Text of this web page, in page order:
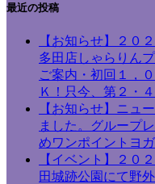
最近の投稿
【お知らせ】２０
多田店しゃらりん
ご案内・初回１，
Ｋ！只今、第２・
【お知らせ】ニュ
ました。グループ
めワンポイントヨ
【イベント】２０
田城跡公園にて野